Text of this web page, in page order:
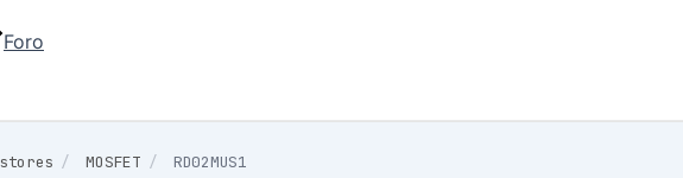
Foro
/ MOSFET / RD02MUS1